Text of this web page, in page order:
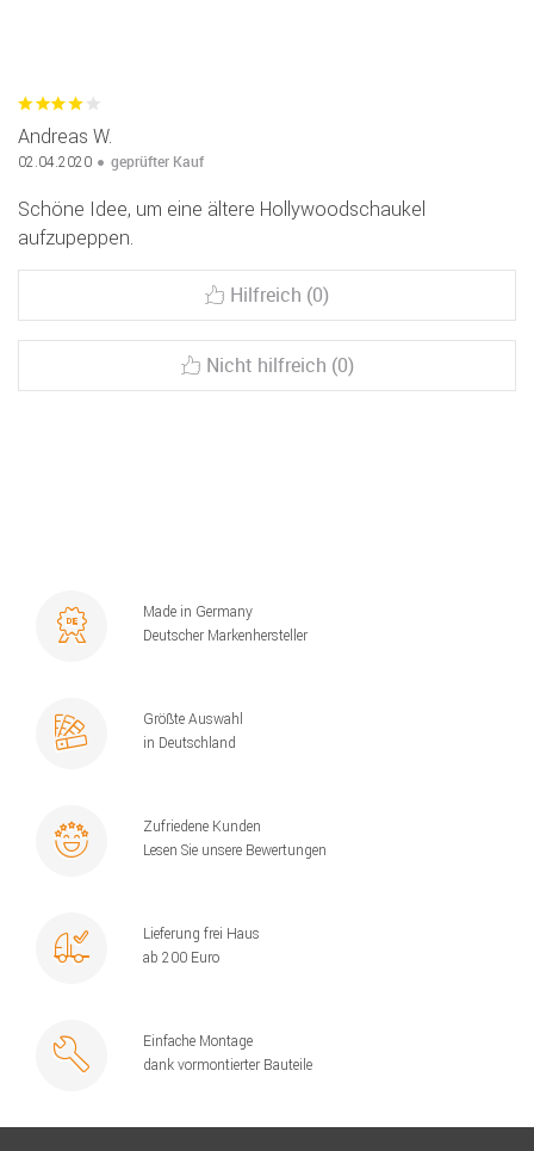
Andreas W.
02.04.2020 geprüfter Kauf
Schöne Idee, um eine ältere Hollywoodschaukel
aufzupeppen.
Hilfreich (0)
Nicht hilfreich (0)
Made in Germany
Deutscher Markenhersteller
Größte Auswahl
in Deutschland
Zufriedene Kunden
Lesen Sie unsere Bewertungen
Lieferung frei Haus
ab 200 Euro
Einfache Montage
dank vormontierter Bauteile